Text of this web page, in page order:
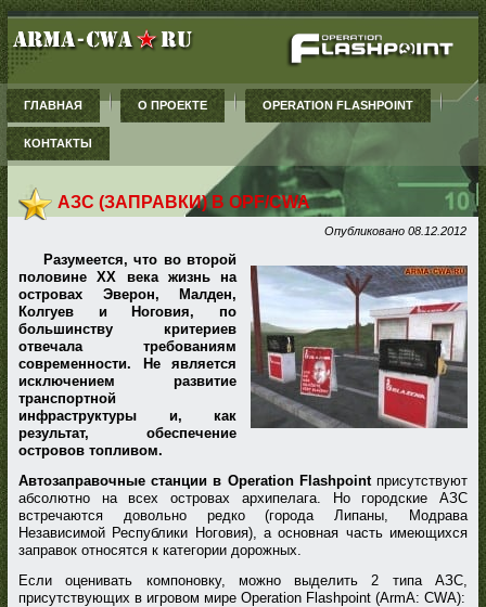
ГЛАВНАЯ О ПРОЕКТЕ OPERATION FLASHPOINT
КОНТАКТЫ
АЗС (ЗАПРАВКИ) В OPF/CWA
Опубликовано 08.12.2012
Разумеется, что во второй
половине XX века жизнь на
островах Эверон, Малден,
Колгуев и Ноговия, по
большинству критериев
отвечала требованиям
современности. Не является
исключением развитие
транспортной
инфраструктуры и, как
результат, обеспечение
островов топливом.
Автозаправочные станции в Operation Flashpointприсутствуют
абсолютно на всех островах архипелага. Но городские АЗС
встречаются довольно редко (города Липаны, Модрава
Независимой Республики Ноговия), а основная часть имеющихся
заправок относятся к категории дорожных.
Если оценивать компоновку, можно выделить 2 типа АЗС,
присутствующих в игровом мире Operation Flashpoint (ArmA: CWA):